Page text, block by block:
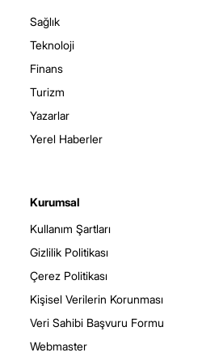
Sağlık
Teknoloji
Finans
Turizm
Yazarlar
Yerel Haberler
Kurumsal
Kullanım Şartları
Gizlilik Politikası
Çerez Politikası
Kişisel Verilerin Korunması
Veri Sahibi Başvuru Formu
Webmaster